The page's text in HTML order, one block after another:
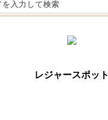
レジャースポット